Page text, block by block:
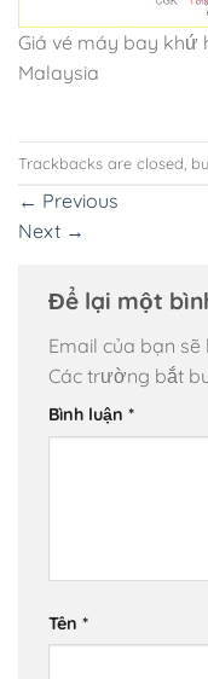
Giá vé máy bay khứ
Malaysia
Trackbacks are closed,
← Previous
Next →
Để lại một
Email của bạn
Các trường bắt
Bình luận *
Tên *